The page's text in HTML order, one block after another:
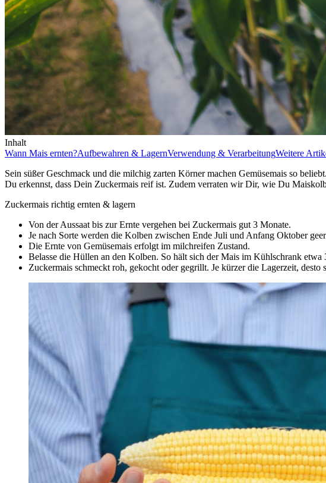
Inhalt
Wann Mais ernten?Aufbewahren & LagernVerwendung & VerarbeitungWeitere
Sein süßer Geschmack und die milchig zarten Körner machen Gemüsemais so
Du erkennst, dass Dein Zuckermais reif ist. Zudem verraten wir Dir, wie Du
Zuckermais richtig ernten & lagern
Von der Aussaat bis zur Ernte vergehen bei Zuckermais gut 3 Monate.
Je nach Sorte werden die Kolben zwischen Ende Juli und Anfang Oktober
Die Ernte von Gemüsemais erfolgt im milchreifen Zustand.
Belasse die Hüllen an den Kolben. So hält sich der Mais im Kühlschrank etwa
Zuckermais schmeckt roh, gekocht oder gegrillt. Je kürzer die Lagerzeit, desto